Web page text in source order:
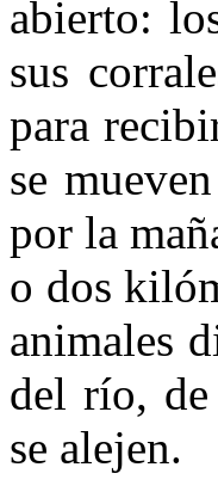
abierto:
sus
para
se
por la
o dos
animales
del río, de
se alejen.